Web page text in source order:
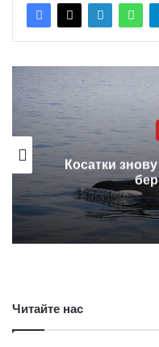
Косатки
Читайте нас